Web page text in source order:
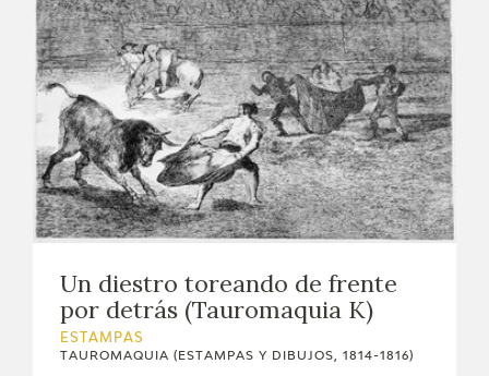
Un diestro toreando de frente
por detrás (Tauromaquia K)
ESTAMPAS
TAUROMAQUIA (ESTAMPAS Y DIBUJOS, 1814-1816)